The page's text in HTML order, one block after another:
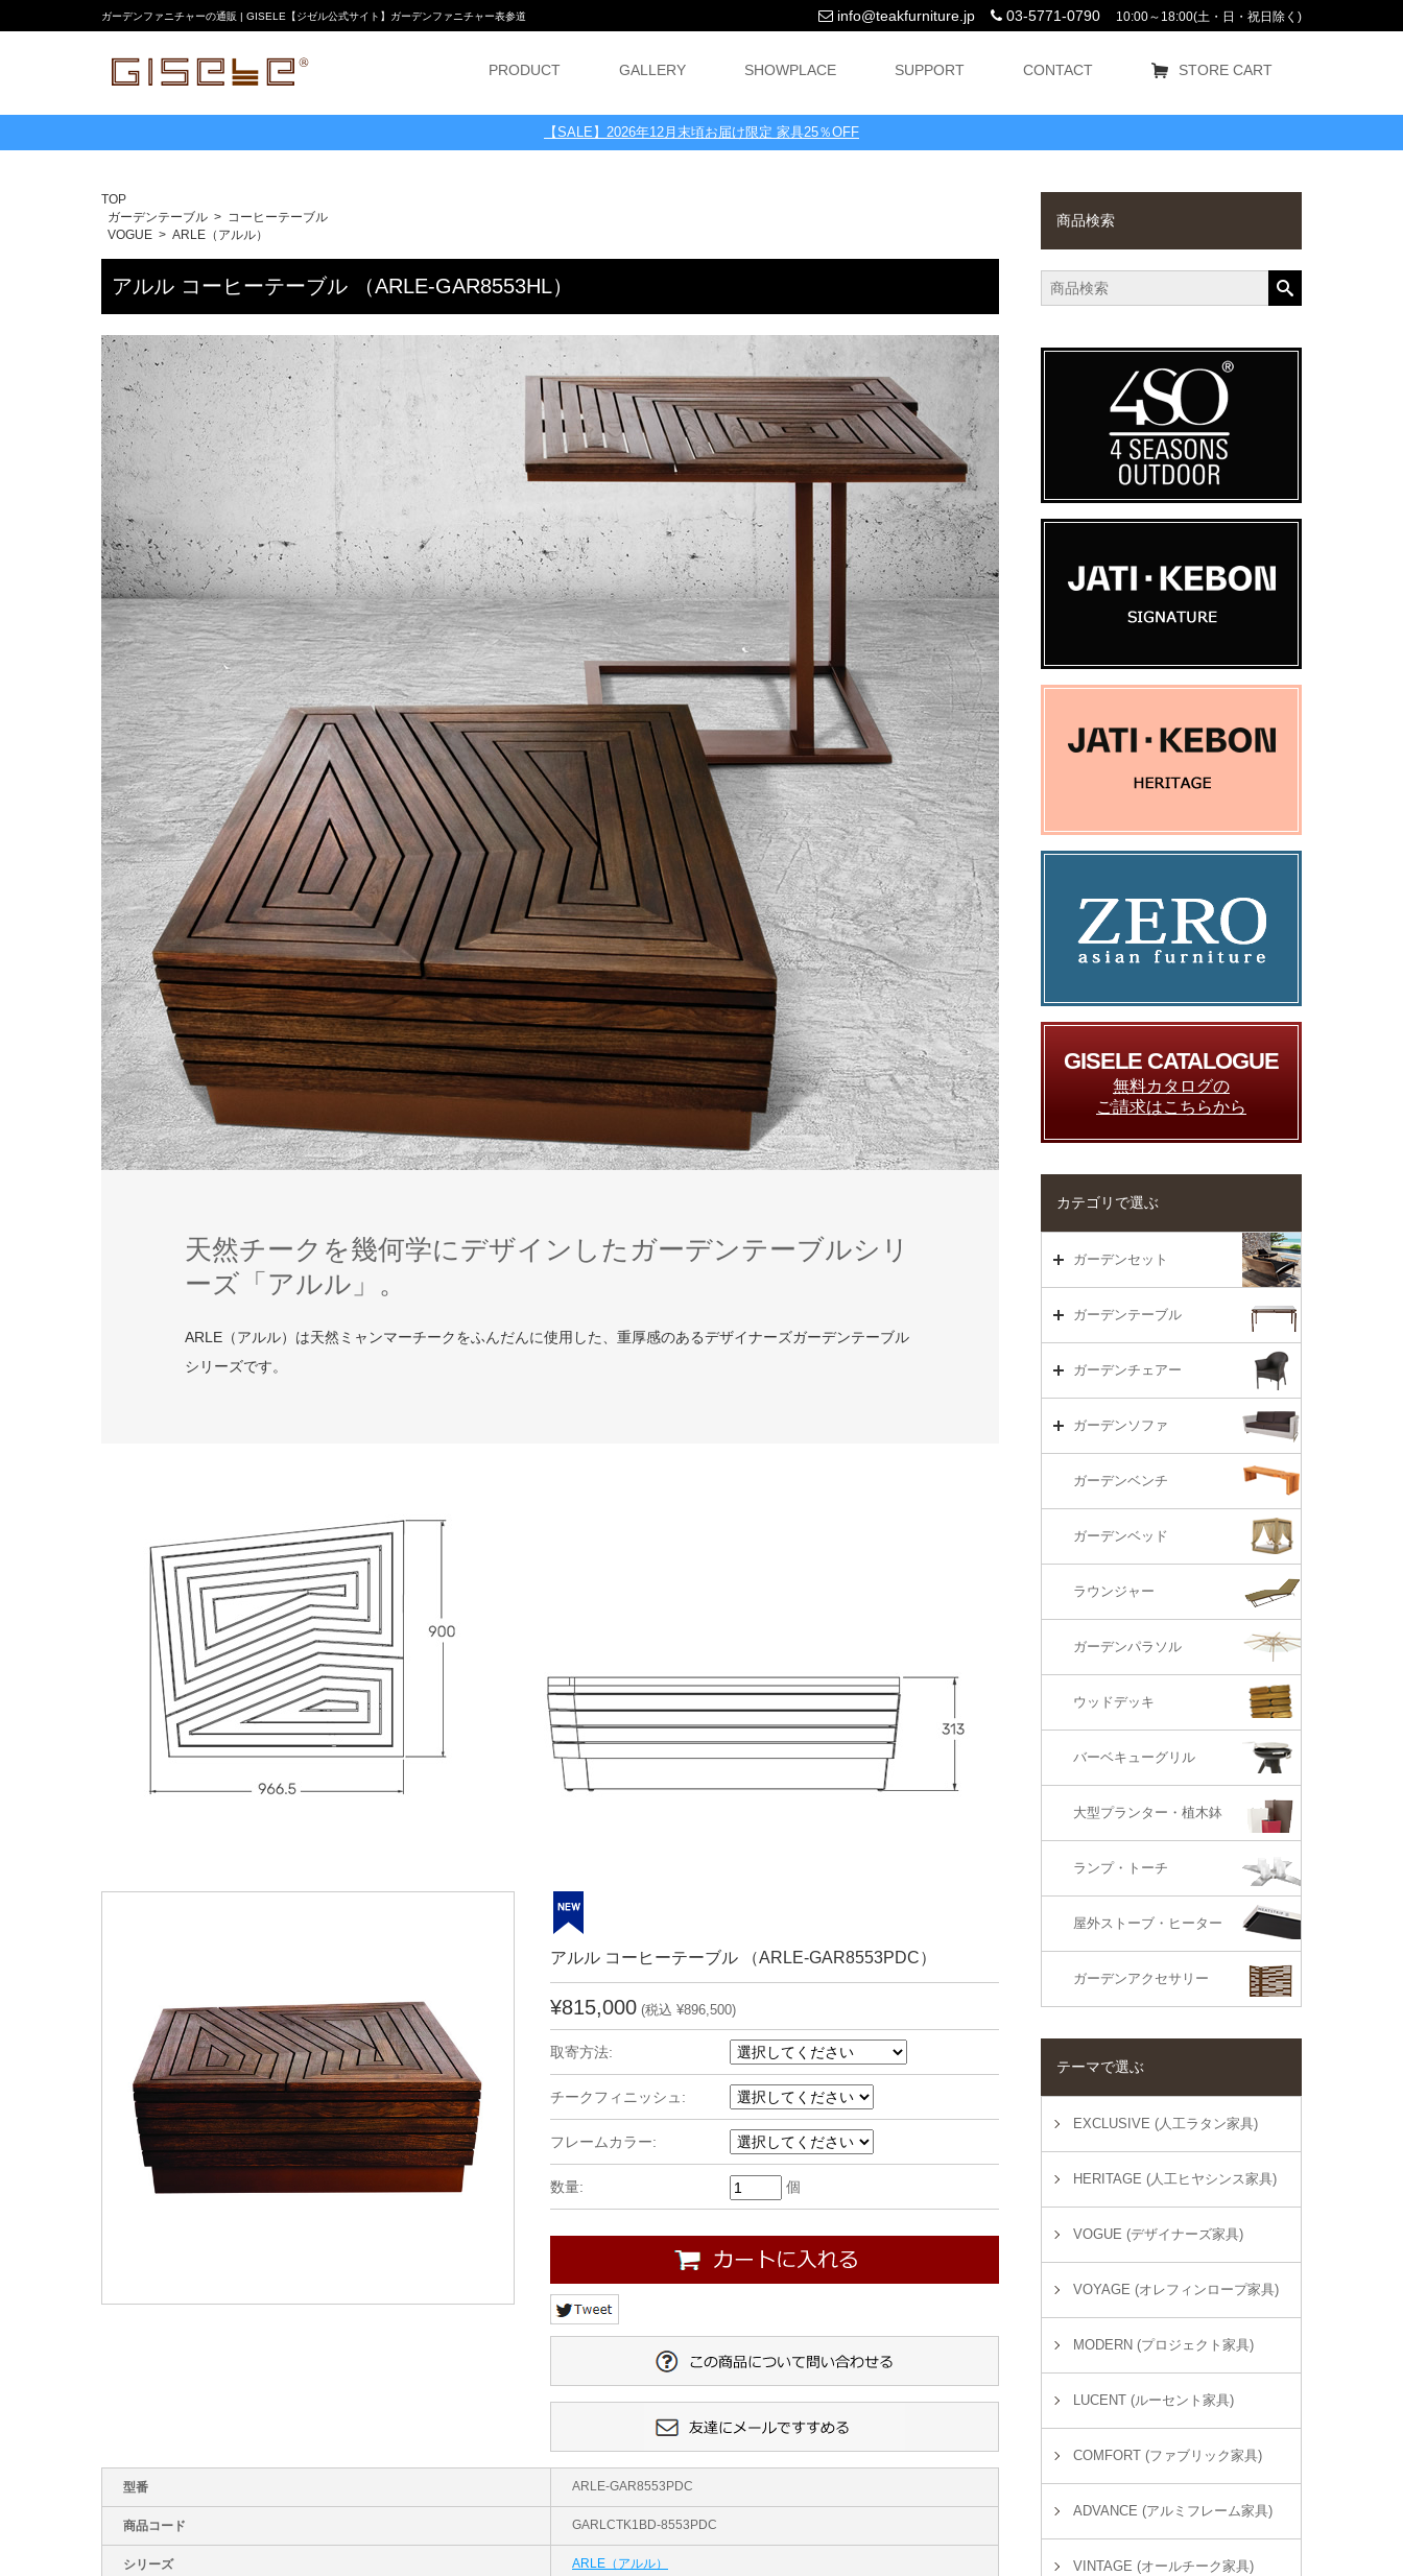
ガーデンファニチャーの通販 | GISELE【ジゼル公式サイト】ガーデンファニチャー表参道 info@teakfurniture.jp 03-5771-0790 10:00～18:00(土・日・祝日除く)
PRODUCT GALLERY SHOWPLACE SUPPORT CONTACT STORE CART
【SALE】2026年12月末頃お届け限定 家具25％OFF
TOP
ガーデンテーブル
コーヒーテーブル
VOGUE
ARLE（アルル）
アルル コーヒーテーブル （ARLE-GAR8553HL）
天然チークを幾何学にデザインしたガーデンテーブルシリ
ーズ「アルル」。
ARLE（アルル）は天然ミャンマーチークをふんだんに使用した、重厚感のあるデザイナーズガーデンテーブル
シリーズです。
アルル コーヒーテーブル （ARLE-GAR8553PDC）
¥815,000 (税込 ¥896,500)
取寄方法:
チークフィニッシュ:
フレームカラー:
数量: 個
型番 ARLE-GAR8553PDC
商品コード GARLCTK1BD-8553PDC
シリーズ ARLE（アルル）
商品検索
GISELE CATALOGUE
無料カタログの
ご請求はこちらから
カテゴリで選ぶ
ガーデンセット
ガーデンセット（海外在庫）
ラウンジ・ベッド
ガーデンテーブル
ガーデンテーブルTOP
ガーデンテーブル（海外在庫）
コーヒーテーブル
カウンター・バーテーブル
ガーデンチェアー
ガーデンチェアーTOP
ガーデンチェアー（海外在庫）
カウンター・バーチェアー
ガーデンソファ
ガーデンソファTOP
3Sソファ
オットマン・スツール
ガーデンベンチ
ガーデンベッド
ラウンジャー
ガーデンパラソル
ウッドデッキ
バーベキューグリル
大型プランター・植木鉢
ランプ・トーチ
屋外ストーブ・ヒーター
ガーデンアクセサリー
テーマで選ぶ
EXCLUSIVE (人工ラタン家具)
HERITAGE (人工ヒヤシンス家具)
VOGUE (デザイナーズ家具)
VOYAGE (オレフィンロープ家具)
MODERN (プロジェクト家具)
LUCENT (ルーセント家具)
COMFORT (ファブリック家具)
ADVANCE (アルミフレーム家具)
VINTAGE (オールチーク家具)